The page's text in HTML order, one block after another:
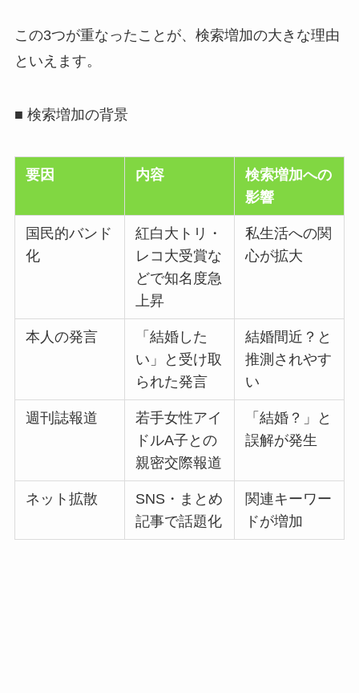
この3つが重なったことが、検索増加の大きな理由
といえます。
■ 検索増加の背景
要因 内容
検索増加への
影響
国民的バンド
化
紅白大トリ・
レコ大受賞な
どで知名度急
上昇
私生活への関
心が拡大
本人の発言
「結婚した
い」と受け取
られた発言
結婚間近？と
推測されやす
い
週刊誌報道
若手女性アイ
ドルA子との
親密交際報道
「結婚？」と
誤解が発生
ネット拡散
SNS・まとめ
記事で話題化
関連キーワー
ドが増加